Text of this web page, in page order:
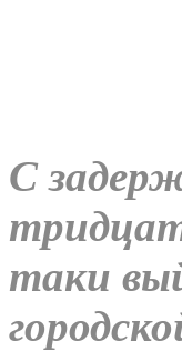
С
таки